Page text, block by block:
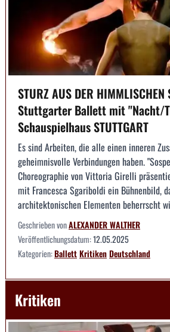
STURZ AUS DER HIMMLISCHEN
Stuttgarter Ballett mit "Nacht/
Schauspielhaus STUTTGART
Es sind Arbeiten, die alle einen inneren
geheimnisvolle Verbindungen haben.
Choreographie von Vittoria Girelli
mit Francesca Sgariboldi ein Bühnenbild,
architektonischen Elementen beherrscht
Geschrieben vonALEXANDER WALTHER
Veröffentlichungsdatum:12.05.2025
Kategorien:BallettKritikenDeutschland
Kritiken